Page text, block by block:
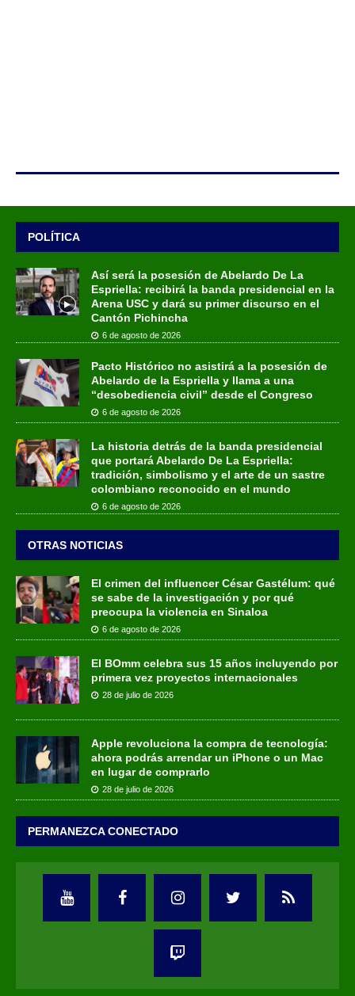
POLÍTICA
Así será la posesión de Abelardo De La
Espriella: recibirá la banda presidencial en la
Arena USC y dará su primer discurso en el
Cantón Pichincha
6 de agosto de 2026
Pacto Histórico no asistirá a la posesión de
Abelardo de la Espriella y llama a una
“desobediencia civil” desde el Congreso
6 de agosto de 2026
La historia detrás de la banda presidencial
que portará Abelardo De La Espriella:
tradición, simbolismo y el arte de un sastre
colombiano reconocido en el mundo
6 de agosto de 2026
OTRAS NOTICIAS
El crimen del influencer César Gastélum: qué
se sabe de la investigación y por qué
preocupa la violencia en Sinaloa
6 de agosto de 2026
El BOmm celebra sus 15 años incluyendo por
primera vez proyectos internacionales
28 de julio de 2026
Apple revoluciona la compra de tecnología:
ahora podrás arrendar un iPhone o un Mac
en lugar de comprarlo
28 de julio de 2026
PERMANEZCA CONECTADO